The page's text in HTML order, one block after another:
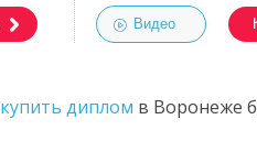
Видео
купить диплом в Воронеже